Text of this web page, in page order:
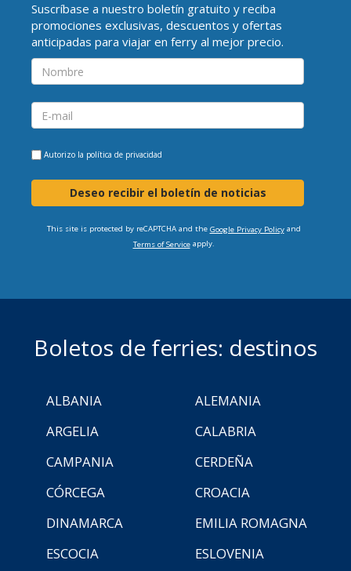
Suscríbase a nuestro boletín gratuito y reciba
promociones exclusivas, descuentos y ofertas
anticipadas para viajar en ferry al mejor precio.
Autorizo la política de privacidad
Deseo recibir el boletín de noticias
This site is protected by reCAPTCHA and the Google Privacy Policyand
Terms of Serviceapply.
Boletos de ferries: destinos
ALBANIA
ALEMANIA
ARGELIA
CALABRIA
CAMPANIA
CERDEÑA
CÓRCEGA
CROACIA
DINAMARCA
EMILIA ROMAGNA
ESCOCIA
ESLOVENIA